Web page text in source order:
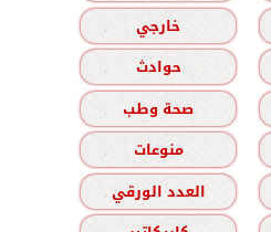
خارجي
حوادث
صحة وطب
منوعات
العدد الورقي